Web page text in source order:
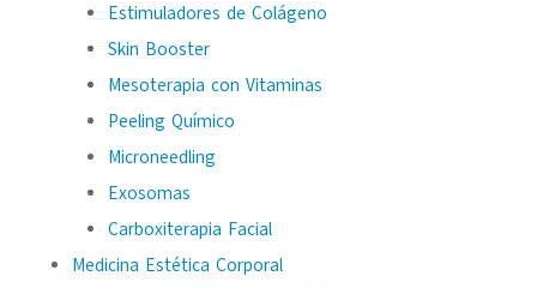
Estimuladores de Colágeno
Skin Booster
Mesoterapia con Vitaminas
Peeling Químico
Microneedling
Exosomas
Carboxiterapia Facial
Medicina Estética Corporal